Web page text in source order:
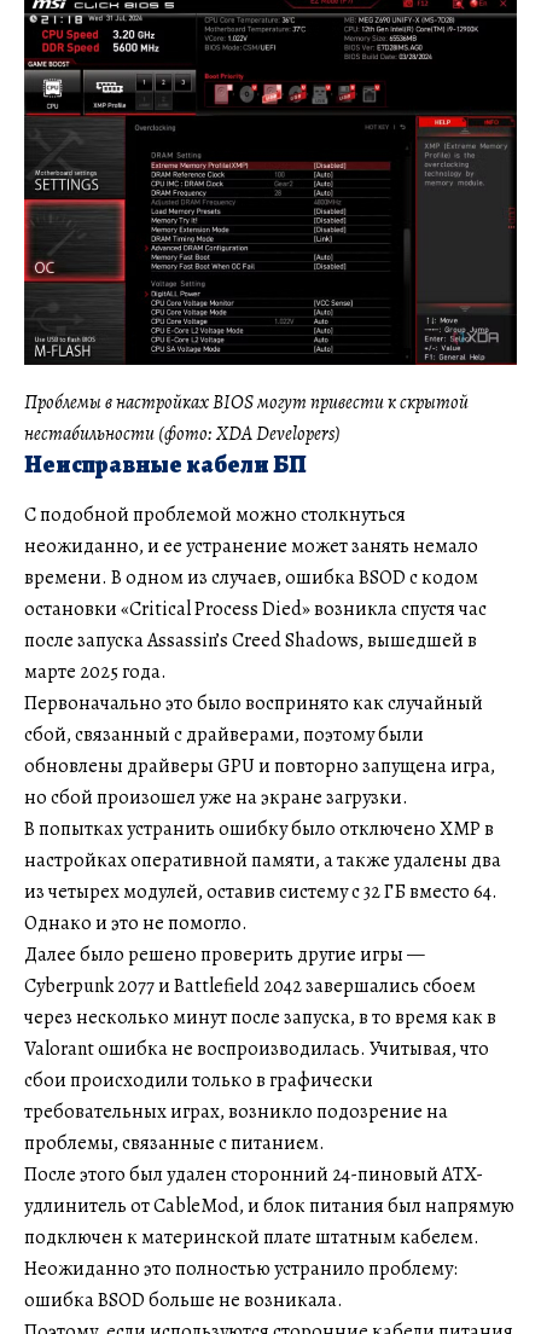
Проблемы в настройках BIOS могут привести к скрытой
нестабильности (фото: XDA Developers)
Неисправные кабели БП
С подобной проблемой можно столкнуться
неожиданно, и ее устранение может занять немало
времени. В одном из случаев, ошибка BSOD с кодом
остановки «Critical Process Died» возникла спустя час
после запуска Assassin’s Creed Shadows, вышедшей в
марте 2025 года.
Первоначально это было воспринято как случайный
сбой, связанный с драйверами, поэтому были
обновлены драйверы GPU и повторно запущена игра,
но сбой произошел уже на экране загрузки.
В попытках устранить ошибку было отключено XMP в
настройках оперативной памяти, а также удалены два
из четырех модулей, оставив систему с 32 ГБ вместо 64.
Однако и это не помогло.
Далее было решено проверить другие игры —
Cyberpunk 2077 и Battlefield 2042 завершались сбоем
через несколько минут после запуска, в то время как в
Valorant ошибка не воспроизводилась. Учитывая, что
сбои происходили только в графически
требовательных играх, возникло подозрение на
проблемы, связанные с питанием.
После этого был удален сторонний 24-пиновый ATX-
удлинитель от CableMod, и блок питания был напрямую
подключен к материнской плате штатным кабелем.
Неожиданно это полностью устранило проблему:
ошибка BSOD больше не возникала.